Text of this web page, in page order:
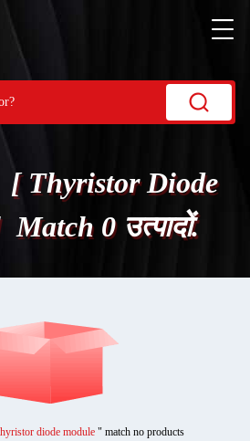
Thyristor Diode
0 उत्पादों.
diode module " match no products